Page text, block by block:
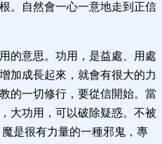
。自然會一心一意地走到正信
的意思。功用，是益處、用處
加成長起來，就會有很大的力
的一切修行，要從信開始。當
大功用，可以破除疑惑。不被
是很有力量的一種邪鬼，專